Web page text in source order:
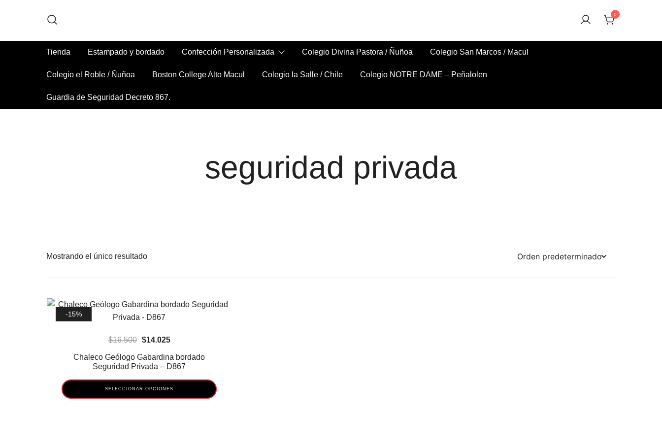
0
Tienda Estampado y bordado Confección Personalizada Colegio Divina Pastora / Ñuñoa Colegio San Marcos / Macul
Colegio el Roble / Ñuñoa Boston College Alto Macul Colegio la Salle / Chile Colegio NOTRE DAME – Peñalolen
Guardia de Seguridad Decreto 867.
seguridad privada
Mostrando el único resultado
-15%
$16.500
El
precio
original
era:
$16.500.
$14.025El
precio
actual
es:
$14.025.
Chaleco Geólogo Gabardina bordado
Seguridad Privada – D867
SELECCIONAR OPCIONES